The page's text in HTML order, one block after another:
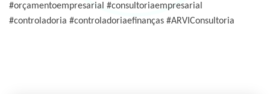
#orçamentoempresarial #consultoriaempresarial
#controladoria #controladoriaefinanças #ARVIConsultoria